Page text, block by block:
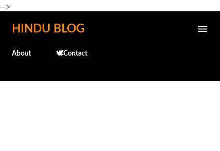
-->
Skip to main content
HINDU BLOG
About 🕊️Contact